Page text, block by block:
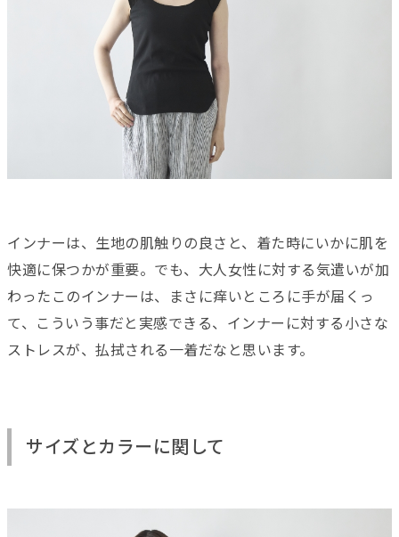
インナーは、生地の肌触りの良さと、着た時にいかに肌を
快適に保つかが重要。でも、大人女性に対する気遣いが加
わったこのインナーは、まさに痒いところに手が届くっ
て、こういう事だと実感できる、インナーに対する小さな
ストレスが、払拭される一着だなと思います。
サイズとカラーに関して